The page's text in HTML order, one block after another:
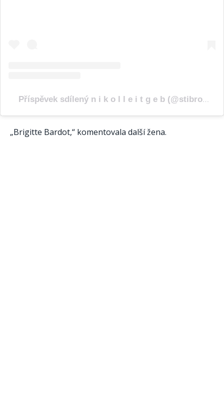
Příspěvek sdílený n i k o l l e i t g e b (@stibrovicnikolka)
„Brigitte Bardot,“ komentovala další žena.